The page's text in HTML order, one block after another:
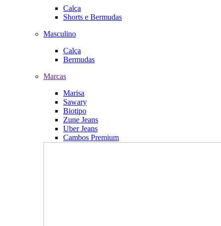
Calça
Shorts e Bermudas
Masculino
Calça
Bermudas
Marcas
Marisa
Sawary
Biotipo
Zune Jeans
Uber Jeans
Cambos Premium